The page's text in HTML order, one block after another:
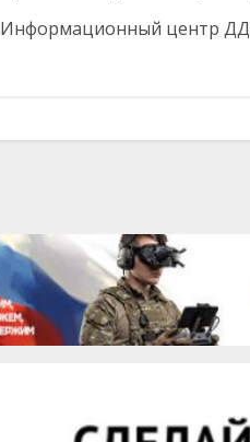
Информационный центр